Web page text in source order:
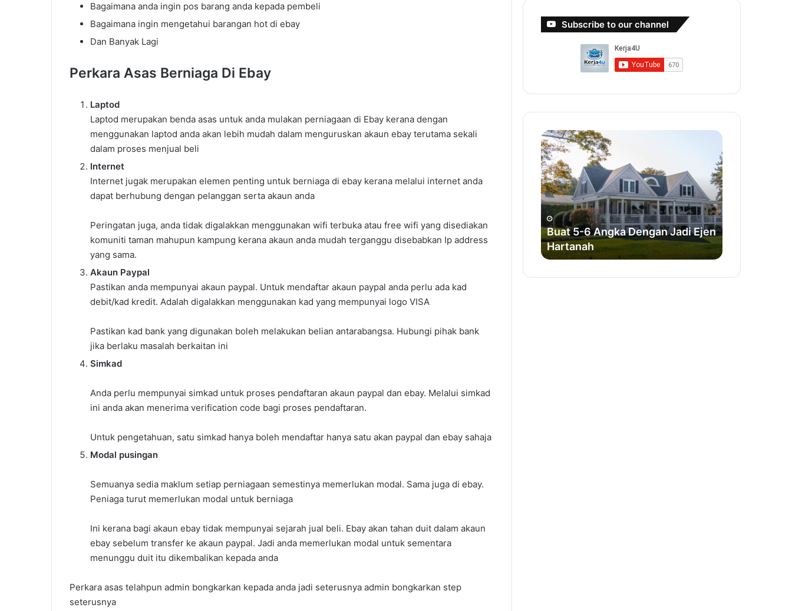
Bagaimana anda ingin pos barang anda kepada pembeli
Bagaimana ingin mengetahui barangan hot di ebay
Dan Banyak Lagi
Perkara Asas Berniaga Di Ebay
Laptod
Laptod merupakan benda asas untuk anda mulakan perniagaan di Ebay kerana dengan
menggunakan laptod anda akan lebih mudah dalam menguruskan akaun ebay terutama sekali
dalam proses menjual beli
Internet
Internet jugak merupakan elemen penting untuk berniaga di ebay kerana melalui internet anda
dapat berhubung dengan pelanggan serta akaun anda
Peringatan juga, anda tidak digalakkan menggunakan wifi terbuka atau free wifi yang disediakan
komuniti taman mahupun kampung kerana akaun anda mudah terganggu disebabkan Ip address
yang sama.
Akaun Paypal
Pastikan anda mempunyai akaun paypal. Untuk mendaftar akaun paypal anda perlu ada kad
debit/kad kredit. Adalah digalakkan menggunakan kad yang mempunyai logo VISA
Pastikan kad bank yang digunakan boleh melakukan belian antarabangsa. Hubungi pihak bank
jika berlaku masalah berkaitan ini
Simkad
Anda perlu mempunyai simkad untuk proses pendaftaran akaun paypal dan ebay. Melalui simkad
ini anda akan menerima verification code bagi proses pendaftaran.
Untuk pengetahuan, satu simkad hanya boleh mendaftar hanya satu akan paypal dan ebay sahaja
Modal pusingan
Semuanya sedia maklum setiap perniagaan semestinya memerlukan modal. Sama juga di ebay.
Peniaga turut memerlukan modal untuk berniaga
Ini kerana bagi akaun ebay tidak mempunyai sejarah jual beli. Ebay akan tahan duit dalam akaun
ebay sebelum transfer ke akaun paypal. Jadi anda memerlukan modal untuk sementara
menunggu duit itu dikembalikan kepada anda
Perkara asas telahpun admin bongkarkan kepada anda jadi seterusnya admin bongkarkan step
seterusnya
Subscribe to our channel
Cara
Settle
Cara Settle Hutang PTPTN
Panduan
Teknik
Temuduga
Cara
Popular
Temuduga dan Cara Menjawab
Soalan Popular
Buat
5-
6
Angka
Dengan
Jadi
Ejen
Hartanah
Buat 5-6 Angka Dengan Jadi Ejen
Hartanah
Buat
Dengan
Bisnes
Sabun